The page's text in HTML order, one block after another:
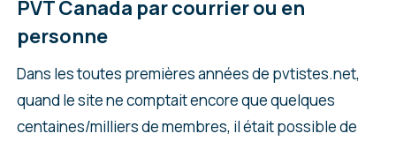
PVT Canada par courrier ou en
personne
Dans les toutes premières années de pvtistes.net,
quand le site ne comptait encore que quelques
centaines/milliers de membres, il était possible de